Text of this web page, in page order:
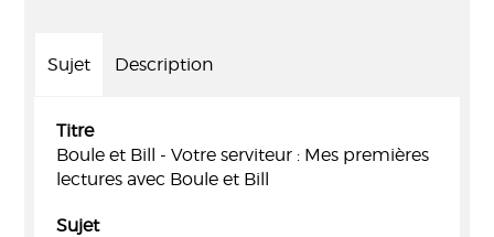
Sujet Description
Titre
Boule et Bill - Votre serviteur : Mes premières
lectures avec Boule et Bill
Sujet